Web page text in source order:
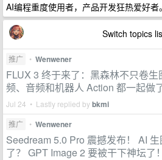
AI编程重度使用者，产品开发狂热爱好者。
Switch topics
推广 • Wenwener
FLUX 3 终于来了：黑森林不只卷
频、音频和机器人 Action 都一起做
Jul 24 • Lastly replied bybkmi
推广 • Wenwener
Seedream 5.0 Pro 震撼发布！ AI
了？ GPT Image 2 要被干下神坛了！